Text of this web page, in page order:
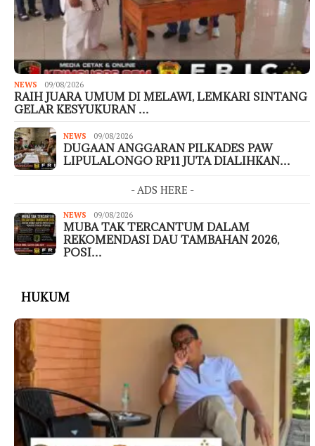
NEWS 09/08/2026
RAIH JUARA UMUM DI MELAWI, LEMKARI SINTANG
GELAR KESYUKURAN …
NEWS 09/08/2026
DUGAAN ANGGARAN PILKADES PAW
LIPULALONGO RP11 JUTA DIALIHKAN…
- ADS HERE -
NEWS 09/08/2026
MUBA TAK TERCANTUM DALAM
REKOMENDASI DAU TAMBAHAN 2026,
POSI…
HUKUM